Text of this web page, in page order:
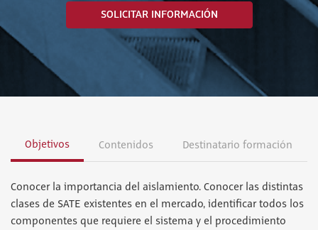
SOLICITAR INFORMACIÓN
Objetivos Contenidos Destinatario formación
Conocer la importancia del aislamiento. Conocer las distintas
clases de SATE existentes en el mercado, identificar todos los
componentes que requiere el sistema y el procedimiento